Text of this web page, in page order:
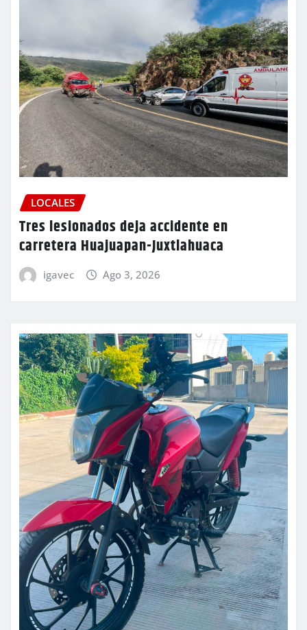
LOCALES
Tres lesionados deja accidente en
carretera Huajuapan-Juxtlahuaca
igavec Ago 3, 2026